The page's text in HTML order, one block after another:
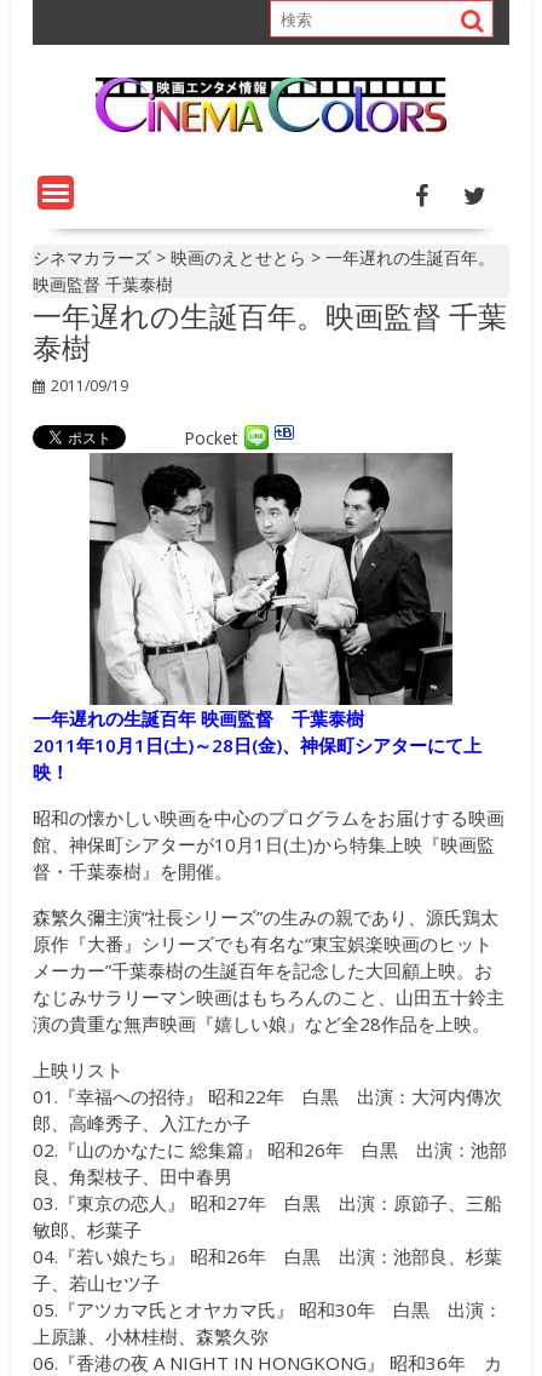
シネマカラーズ >映画のえとせとら >一年遅れの生誕百年。
映画監督 千葉泰樹
一年遅れの生誕百年。映画監督 千葉
泰樹
2011/09/19
Pocket
一年遅れの生誕百年 映画監督 千葉泰樹
2011年10月1日(土)～28日(金)、神保町シアターにて上
映！
昭和の懐かしい映画を中心のプログラムをお届けする映画
館、神保町シアターが10月1日(土)から特集上映『映画監
督・千葉泰樹』を開催。
森繁久彌主演“社長シリーズ”の生みの親であり、源氏鶏太
原作『大番』シリーズでも有名な“東宝娯楽映画のヒット
メーカー”千葉泰樹の生誕百年を記念した大回顧上映。お
なじみサラリーマン映画はもちろんのこと、山田五十鈴主
演の貴重な無声映画『嬉しい娘』など全28作品を上映。
上映リスト
01.『幸福への招待』 昭和22年 白黒 出演：大河内傳次
郎、高峰秀子、入江たか子
02.『山のかなたに 総集篇』 昭和26年 白黒 出演：池部
良、角梨枝子、田中春男
03.『東京の恋人』 昭和27年 白黒 出演：原節子、三船
敏郎、杉葉子
04.『若い娘たち』 昭和26年 白黒 出演：池部良、杉葉
子、若山セツ子
05.『アツカマ氏とオヤカマ氏』 昭和30年 白黒 出演：
上原謙、小林桂樹、森繁久弥
06.『香港の夜 A NIGHT IN HONGKONG』 昭和36年 カ